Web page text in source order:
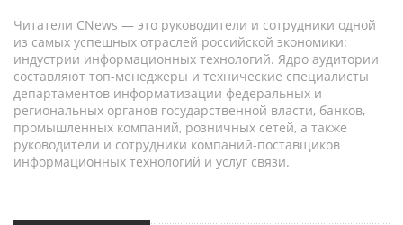
Читатели CNews — это руководители и сотрудники одной
из самых успешных отраслей российской экономики:
индустрии информационных технологий. Ядро аудитории
составляют топ-менеджеры и технические специалисты
департаментов информатизации федеральных и
региональных органов государственной власти, банков,
промышленных компаний, розничных сетей, а также
руководители и сотрудники компаний-поставщиков
информационных технологий и услуг связи.